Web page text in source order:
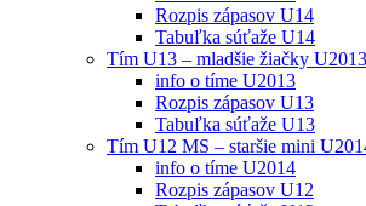
Rozpis zápasov U14
Tabuľka súťaže U14
Tím U13 – mladšie žiačky U2013
info o tíme U2013
Rozpis zápasov U13
Tabuľka súťaže U13
Tím U12 MS – staršie mini
info o tíme U2014
Rozpis zápasov U12